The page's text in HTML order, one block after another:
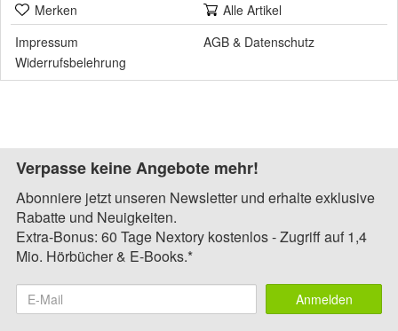
Merken
Alle Artikel
Impressum
AGB & Datenschutz
Widerrufsbelehrung
Verpasse keine Angebote mehr!
Abonniere jetzt unseren Newsletter und erhalte exklusive
Rabatte und Neuigkeiten.
Extra-Bonus: 60 Tage Nextory kostenlos - Zugriff auf 1,4
Mio. Hörbücher & E-Books.*
Anmelden